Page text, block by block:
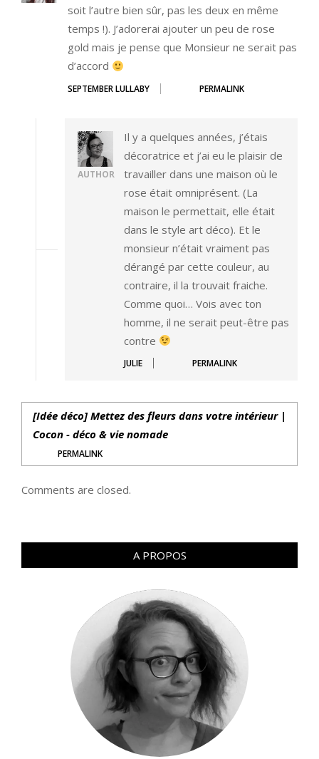
soit l’autre bien sûr, pas les deux en même
temps !). J’adorerai ajouter un peu de rose
gold mais je pense que Monsieur ne serait pas
d’accord
SEPTEMBER LULLABY PERMALINK
AUTHOR
Il y a quelques années, j’étais
décoratrice et j’ai eu le plaisir de
travailler dans une maison où le
rose était omniprésent. (La
maison le permettait, elle était
dans le style art déco). Et le
monsieur n’était vraiment pas
dérangé par cette couleur, au
contraire, il la trouvait fraiche.
Comme quoi… Vois avec ton
homme, il ne serait peut-être pas
contre
JULIE PERMALINK
[Idée déco] Mettez des fleurs dans votre intérieur |
Cocon - déco & vie nomade
PERMALINK
Comments are closed.
A PROPOS